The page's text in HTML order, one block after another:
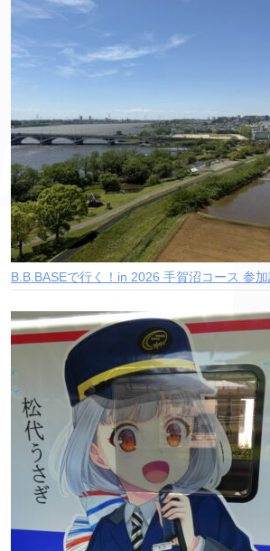
B.B.BASEで行く！in 2026 手賀沼コース 参